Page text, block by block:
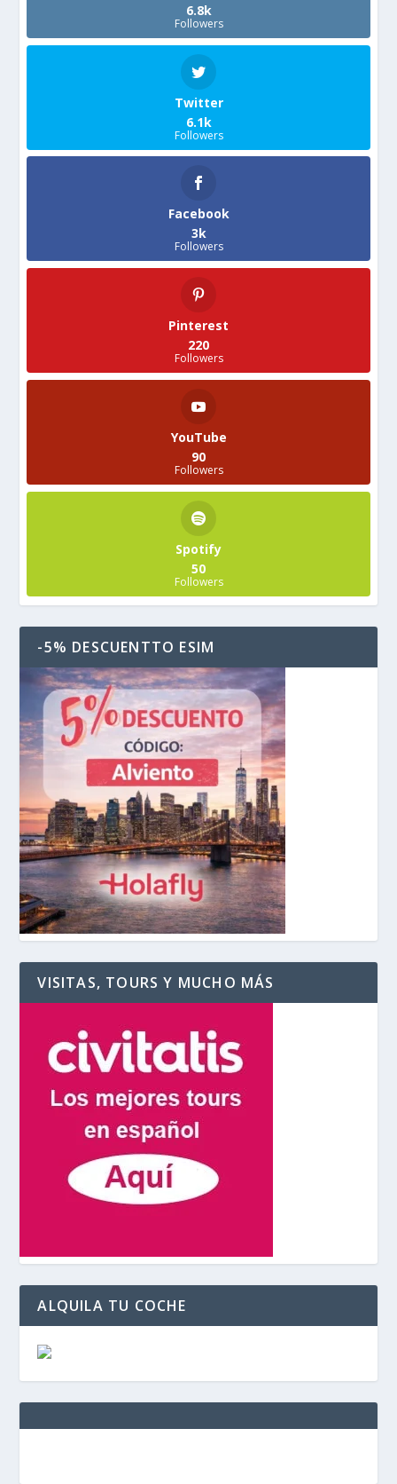
6.8k
Followers
Twitter
6.1k
Followers
Facebook
3k
Followers
Pinterest
220
Followers
YouTube
90
Followers
Spotify
50
Followers
-5% DESCUENTTO ESIM
VISITAS, TOURS Y MUCHO MÁS
ALQUILA TU COCHE